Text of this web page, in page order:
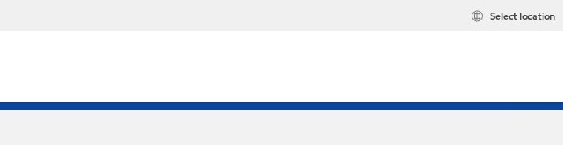
Select location